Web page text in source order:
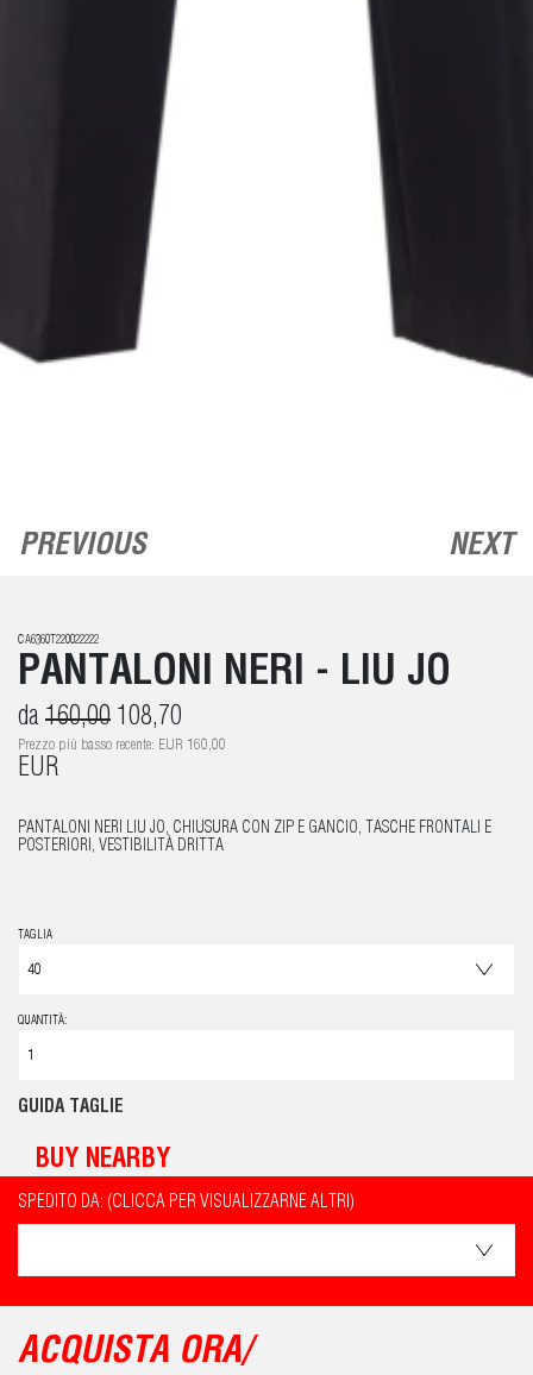
PREVIOUS NEXT
CA6360T220022222
PANTALONI NERI - LIU JO
da 160,00 108,70
Prezzo più basso recente: EUR 160,00
EUR
PANTALONI NERI LIU JO, CHIUSURA CON ZIP E GANCIO, TASCHE FRONTALI E
POSTERIORI, VESTIBILITÀ DRITTA
TAGLIA
QUANTITÀ:
GUIDA TAGLIE
BUY NEARBY
SPEDITO DA: (CLICCA PER VISUALIZZARNE ALTRI)
ACQUISTA ORA/